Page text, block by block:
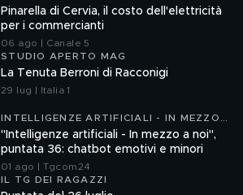
Pinarella di Cervia, il costo dell'elettricità
per i commercianti
06 ago | Canale 5
STUDIO APERTO MAG
La Tenuta Berroni di Racconigi
29 lug | Italia 1
INTELLIGENZE ARTIFICIALI - IN MEZZO
A NOI
"Intelligenze artificiali - In mezzo a noi",
puntata 36: chatbot emotivi e minori
01 ago | Tgcom24
IL TG DEI RAGAZZI